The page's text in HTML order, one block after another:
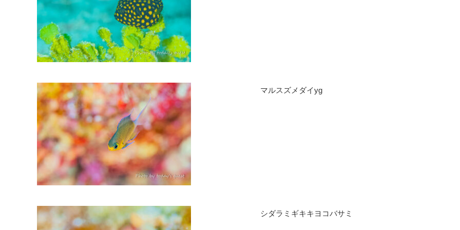
マルスズメダイyg
シダラミギキキヨコバサミ